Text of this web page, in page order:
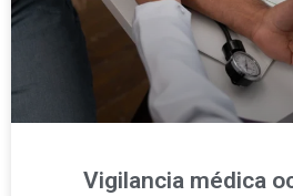
Vigilancia médica